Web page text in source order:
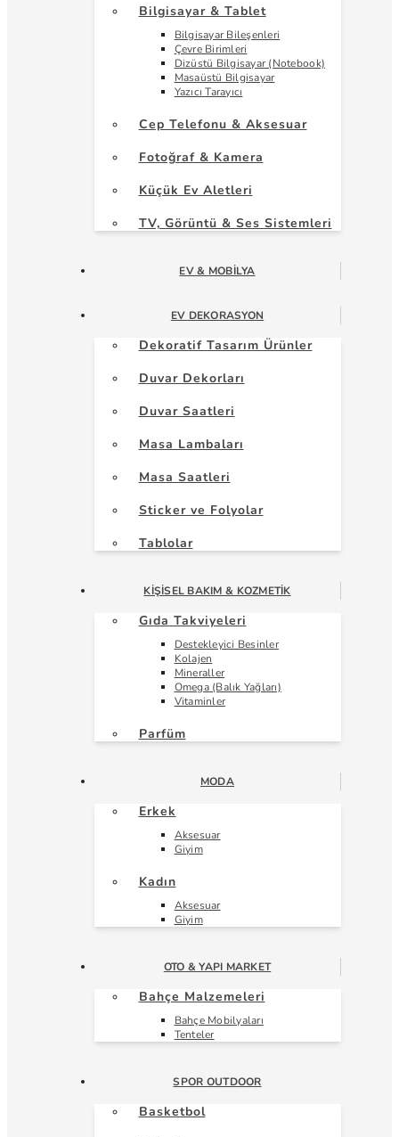
Bilgisayar & Tablet
Bilgisayar Bileşenleri
Çevre Birimleri
Dizüstü Bilgisayar (Notebook)
Masaüstü Bilgisayar
Yazıcı Tarayıcı
Cep Telefonu & Aksesuar
Fotoğraf & Kamera
Küçük Ev Aletleri
TV, Görüntü & Ses Sistemleri
EV & MOBILYA
EV DEKORASYON
Dekoratif Tasarım Ürünler
Duvar Dekorları
Duvar Saatleri
Masa Lambaları
Masa Saatleri
Sticker ve Folyolar
Tablolar
KIŞISEL BAKIM & KOZMETIK
Gıda Takviyeleri
Destekleyici Besinler
Kolajen
Mineraller
Omega (Balık Yağları)
Vitaminler
Parfüm
MODA
Erkek
Aksesuar
Giyim
Kadın
Aksesuar
Giyim
OTO & YAPI MARKET
Bahçe Malzemeleri
Bahçe Mobilyaları
Tenteler
SPOR OUTDOOR
Basketbol